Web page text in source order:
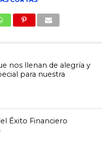
nos llenan de alegría y
para nuestra
Éxito Financiero